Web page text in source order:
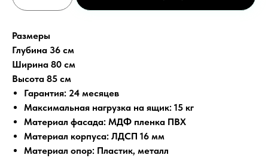
Размеры
Глубина 36 см
Ширина 80 см
Высота 85 см
Гарантия: 24 месяцев
Максимальная нагрузка на ящик: 15 кг
Материал фасада: МДФ пленка ПВХ
Материал корпуса: ЛДСП 16 мм
Материал опор: Пластик, металл